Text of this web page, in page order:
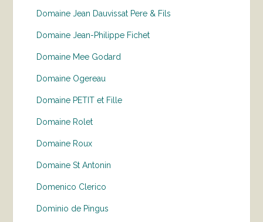
Domaine Jean Dauvissat Pere & Fils
Domaine Jean-Philippe Fichet
Domaine Mee Godard
Domaine Ogereau
Domaine PETIT et Fille
Domaine Rolet
Domaine Roux
Domaine St Antonin
Domenico Clerico
Dominio de Pingus